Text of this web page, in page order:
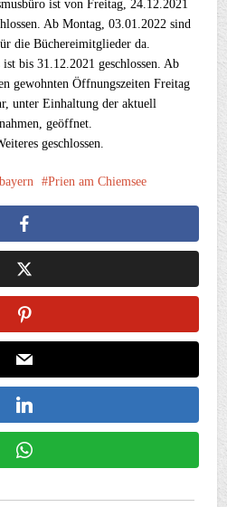
ist von Freitag, 24.12.2021
Ab Montag, 03.01.2022 sind
die Büchereimitglieder da.
bis 31.12.2021 geschlossen. Ab
gewohnten Öffnungszeiten Freitag
unter Einhaltung der aktuell
geöffnet.
geschlossen.
Prien am Chiemsee